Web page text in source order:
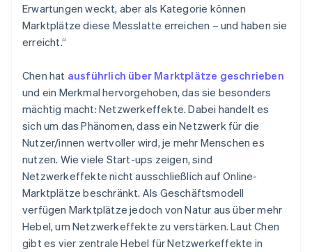
Erwartungen weckt, aber als Kategorie können
Marktplätze diese Messlatte erreichen – und haben sie
erreicht.“
Chen hat ausführlich über Marktplätze geschrieben
und ein Merkmal hervorgehoben, das sie besonders
mächtig macht: Netzwerkeffekte. Dabei handelt es
sich um das Phänomen, dass ein Netzwerk für die
Nutzer/innen wertvoller wird, je mehr Menschen es
nutzen. Wie viele Start-ups zeigen, sind
Netzwerkeffekte nicht ausschließlich auf Online-
Marktplätze beschränkt. Als Geschäftsmodell
verfügen Marktplätze jedoch von Natur aus über mehr
Hebel, um Netzwerkeffekte zu verstärken. Laut Chen
gibt es vier zentrale Hebel für Netzwerkeffekte in